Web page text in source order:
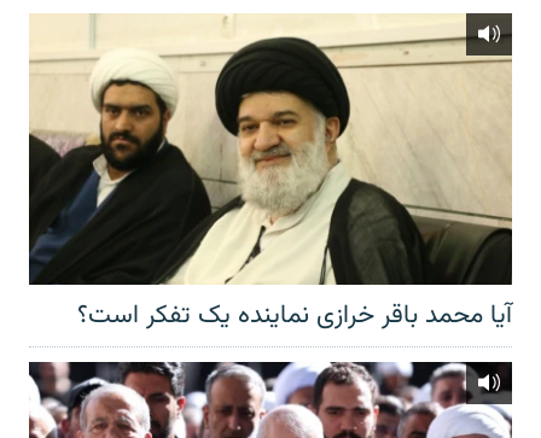
آیا محمد باقر خرازی نماینده یک تفکر است؟